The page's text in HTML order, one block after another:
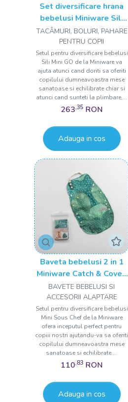
Set diversificare hrana
bebelusi Miniware Sili
Mini GO, 100% din
materiale naturale
biodegradabile, 3 piese,
Blue Banana
TACÂMURI, BOLURI, PAHARE
PENTRU COPII
Setul pentru diversificare bebelusi
Sili Mini GO de la Miniware va
ajuta atunci cand doriti sa oferiti
copilului dumneavoastra mese
sanatoase si echilibrate chiar si
atunci cand sunteti la plimbare,...
263,35 RON
Adauga in cos
Baveta bebelusi 2 in 1
Miniware Catch & Cover,
Prickly Pear
BAVETE BEBELUSI SI
ACCESORII ALAPTARE
Setul pentru diversificare bebelusi
Mini Sous Chef de la Miniware
ofera inceputul perfect pentru
copiii nostri ajutandu-va sa oferiti
copilului dumneavoastra mese
sanatoase si echilibrate....
110,83 RON
Adauga in cos